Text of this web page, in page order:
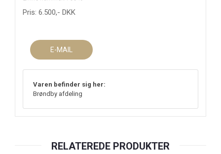
Pris: 6.500,- DKK
E-MAIL
Varen befinder sig her:
Brøndby afdeling
RELATEREDE PRODUKTER